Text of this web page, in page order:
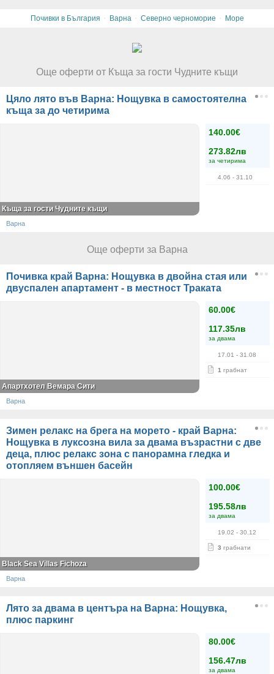
Почивки в България · Варна · Северно черноморие · Море
Още оферти от Къща за гости Чудните къщи
Цяло лято във Варна: Нощувка в самостоятелна
къща за до четирима
140.00€
273.82лв
за четирима
4.06 - 31.10
Къща за гости Чудните къщи
Варна
Още оферти за Варна
Почивка край Варна: Нощувка в двойна стая или
двуспален апартамент - в местност Траката
60.00€
117.35лв
за двама
17.01 - 31.08
1 грабнат
Aпартхотел Вемара Сити
Варна
Зимен релакс на брега на морето - край Варна:
Нощувка в луксозна вила за двама възрастни с две
деца, плюс релакс зона с панорамна гледка и
отопляем външен басейн
100.00€
195.58лв
за двама
19.02 - 30.12
3 грабнати
Black Sea Villas Fichoza
Варна
Лято за двама в центъра на Варна: Нощувка,
плюс паркинг
80.00€
156.47лв
за двама